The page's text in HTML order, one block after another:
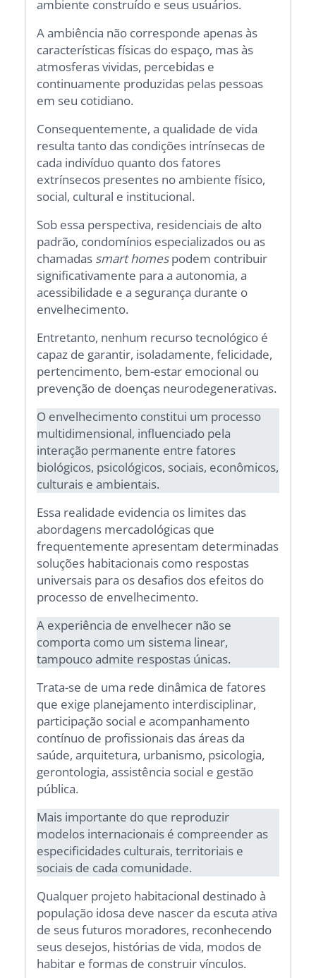
ambiente construído e seus usuários.
A ambiência não corresponde apenas às
características físicas do espaço, mas às
atmosferas vividas, percebidas e
continuamente produzidas pelas pessoas
em seu cotidiano.
Consequentemente, a qualidade de vida
resulta tanto das condições intrínsecas de
cada indivíduo quanto dos fatores
extrínsecos presentes no ambiente físico,
social, cultural e institucional.
Sob essa perspectiva, residenciais de alto
padrão, condomínios especializados ou as
chamadas smart homespodem contribuir
significativamente para a autonomia, a
acessibilidade e a segurança durante o
envelhecimento.
Entretanto, nenhum recurso tecnológico é
capaz de garantir, isoladamente, felicidade,
pertencimento, bem-estar emocional ou
prevenção de doenças neurodegenerativas.
O envelhecimento constitui um processo
multidimensional, influenciado pela
interação permanente entre fatores
biológicos, psicológicos, sociais, econômicos,
culturais e ambientais.
Essa realidade evidencia os limites das
abordagens mercadológicas que
frequentemente apresentam determinadas
soluções habitacionais como respostas
universais para os desafios dos efeitos do
processo de envelhecimento.
A experiência de envelhecer não se
comporta como um sistema linear,
tampouco admite respostas únicas.
Trata-se de uma rede dinâmica de fatores
que exige planejamento interdisciplinar,
participação social e acompanhamento
contínuo de profissionais das áreas da
saúde, arquitetura, urbanismo, psicologia,
gerontologia, assistência social e gestão
pública.
Mais importante do que reproduzir
modelos internacionais é compreender as
especificidades culturais, territoriais e
sociais de cada comunidade.
Qualquer projeto habitacional destinado à
população idosa deve nascer da escuta ativa
de seus futuros moradores, reconhecendo
seus desejos, histórias de vida, modos de
habitar e formas de construir vínculos.